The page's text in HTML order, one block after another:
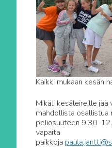
Kaikki mukaan kesän
Mikäli kesäleireille jää
mahdollista osallistua
peliosuuteen 9.30-
vapaita
paikkoja